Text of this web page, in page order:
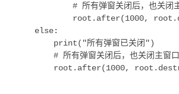
# 所有弹窗关闭后，也关闭
root.after(1000,
    else:
        print("所有弹窗已关闭")
        # 所有弹窗关闭后，也关闭主窗口
root.after(1000,